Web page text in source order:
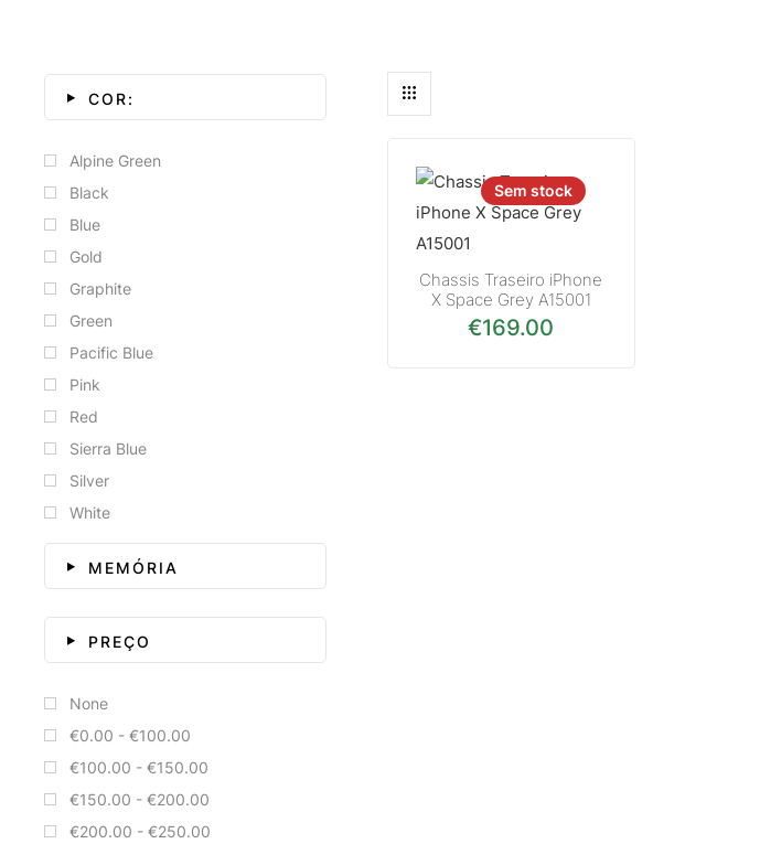
Sem stock
Chassis Traseiro iPhone
X Space Grey A15001
€169.00
COR:
Alpine Green
Black
Blue
Gold
Graphite
Green
Pacific Blue
Pink
Red
Sierra Blue
Silver
White
MEMÓRIA
PREÇO
None
€0.00 - €100.00
€100.00 - €150.00
€150.00 - €200.00
€200.00 - €250.00